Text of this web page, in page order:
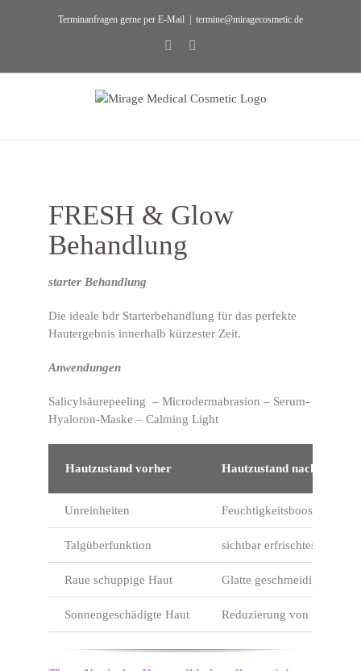
Terminanfragen gerne per E-Mail termine@miragecosmetic.de
Facebook
FRESH & Glow
Behandlung
starter Behandlung
Die ideale bdr Starterbehandlung für das perfekte
Hautergebnis innerhalb kürzester Zeit.
Anwendungen
Salicylsäurepeeling – Microdermabrasion – Serum-
Hyaloron-Maske – Calming Light
Hautzustand vorher Hautzustand nachher
Unreinheiten Feuchtigkeitsbooster bis in
Talgüberfunktion sichtbar erfrischtes
Raue schuppige Haut Glatte geschmeidige Haut
Sonnengeschädigte Haut Reduzierung von